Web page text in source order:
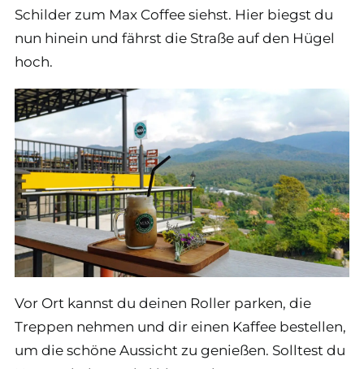
Schilder zum Max Coffee siehst. Hier biegst du
nun hinein und fährst die Straße auf den Hügel
hoch.
Vor Ort kannst du deinen Roller parken, die
Treppen nehmen und dir einen Kaffee bestellen,
um die schöne Aussicht zu genießen. Solltest du